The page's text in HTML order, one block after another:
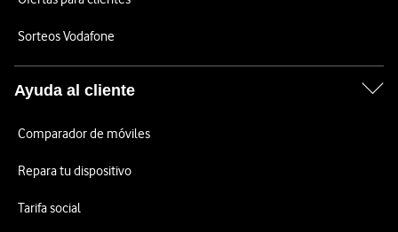
Sorteos Vodafone
Ayuda al cliente
Comparador de móviles
Repara tu dispositivo
Tarifa social